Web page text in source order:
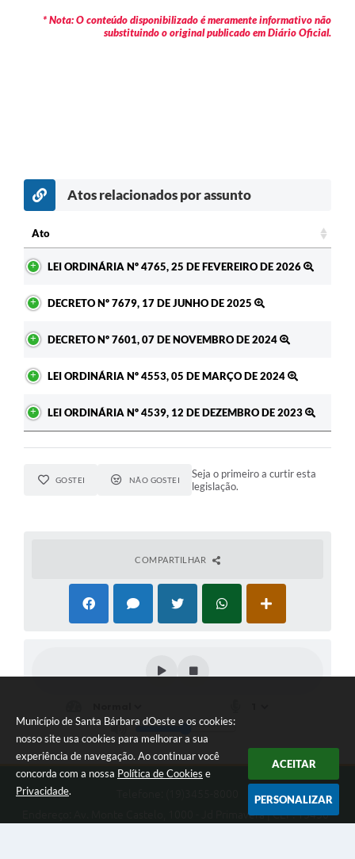
Município de Santa Bárbara dOeste e os cookies:
nosso site usa cookies para melhorar a sua
experiência de navegação. Ao continuar você
concorda com a nossa Política de Cookies e
Privacidade.
ACEITAR
PERSONALIZAR
* Nota: O conteúdo disponibilizado é meramente informativo não
substituindo o original publicado em Diário Oficial.
Atos relacionados por assunto
Ato
LEI ORDINÁRIA Nº 4765, 25 DE FEVEREIRO DE 2026
DECRETO Nº 7679, 17 DE JUNHO DE 2025
DECRETO Nº 7601, 07 DE NOVEMBRO DE 2024
LEI ORDINÁRIA Nº 4553, 05 DE MARÇO DE 2024
LEI ORDINÁRIA Nº 4539, 12 DE DEZEMBRO DE 2023
GOSTEI NÃO GOSTEI
Seja o primeiro a curtir esta
legislação.
COMPARTILHAR
Endereço: Av. Monte Castelo, 1000 - Jd Primavera | CEP: 13450-
901